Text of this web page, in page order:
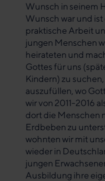
Wunsch in seinem
Wunsch war und
praktische Arbeit
jungen Menschen
heirateten und
Gottes für uns
Kindern) zu
auszufüllen, wo
wir von 2011-2016
dort die Menschen
Erdbeben zu
wohnten wir mit
wieder in
jungen
Ausbildung ihre